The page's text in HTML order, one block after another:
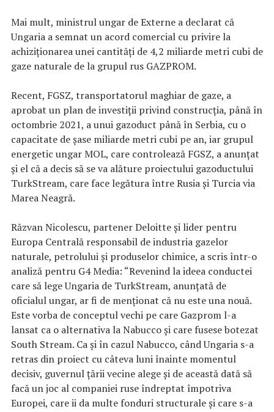
Mai mult, ministrul ungar de Externe a declarat că
Ungaria a semnat un acord comercial cu privire la
achiziționarea unei cantități de 4,2 miliarde metri cubi de
gaze naturale de la grupul rus GAZPROM.
Recent, FGSZ, transportatorul maghiar de gaze, a
aprobat un plan de investiţii privind construcţia, până în
octombrie 2021, a unui gazoduct până în Serbia, cu o
capacitate de şase miliarde metri cubi pe an, iar grupul
energetic ungar MOL, care controlează FGSZ, a anunţat
şi el că a decis să se va alăture proiectului gazoductului
TurkStream, care face legătura între Rusia şi Turcia via
Marea Neagră.
Răzvan Nicolescu, partener Deloitte și lider pentru
Europa Centrală responsabil de industria gazelor
naturale, petrolului și produselor chimice, a scris într-o
analiză pentru G4 Media: “Revenind la ideea conductei
care să lege Ungaria de TurkStream, anunțată de
oficialul ungar, ar fi de menționat că nu este una nouă.
Este vorba de conceptul vechi pe care Gazprom l-a
lansat ca o alternativa la Nabucco și care fusese botezat
South Stream. Ca și în cazul Nabucco, când Ungaria s-a
retras din proiect cu câteva luni înainte momentul
decisiv, guvernul țării vecine alege și de această dată să
facă un joc al companiei ruse îndreptat împotriva
Europei, care ii da multe fonduri structurale și care s-a